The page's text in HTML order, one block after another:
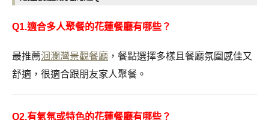
Q1.適合多人聚餐的花蓮餐廳有哪些？
最推薦洄瀾灣景觀餐廳 ，餐點選擇多樣且餐廳氛圍感佳又
舒適，很適合跟朋友家人聚餐。
Q2.有氣氛或特色的花蓮餐廳有哪些？